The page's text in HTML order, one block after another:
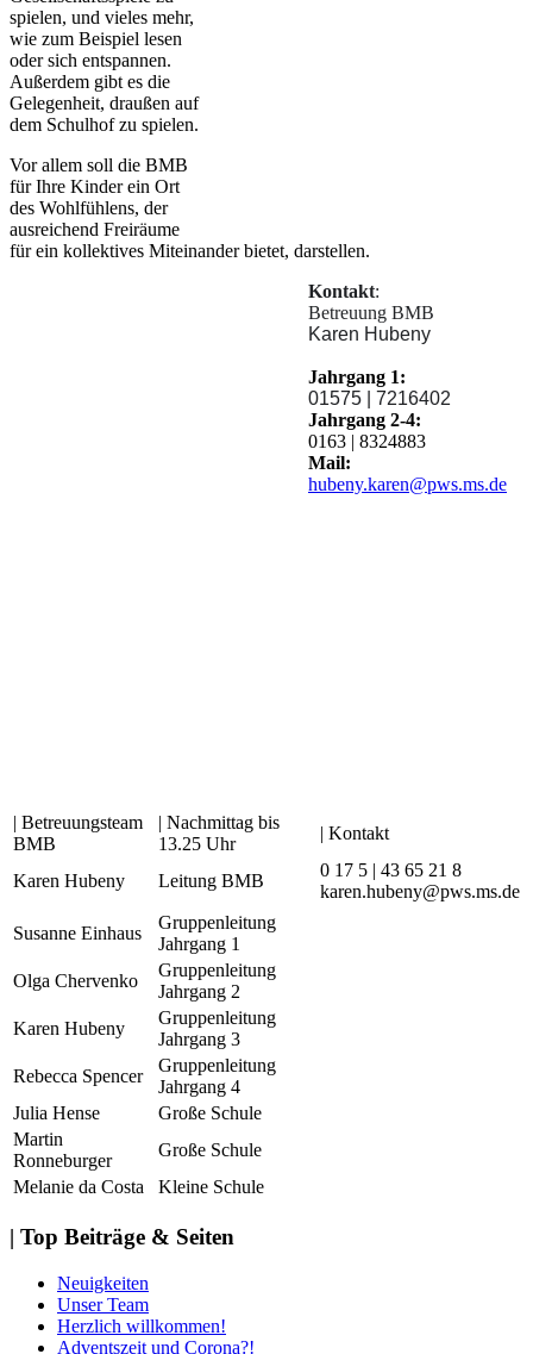
spielen, und vieles mehr,
wie zum Beispiel lesen
oder sich entspannen.
Außerdem gibt es die
Gelegenheit, draußen auf
dem Schulhof zu spielen.
Vor allem soll die BMB
für Ihre Kinder ein Ort
des Wohlfühlens, der
ausreichend Freiräume
für ein kollektives Miteinander bietet, darstellen.
Kontakt:
Betreuung BMB
Karen Hubeny
Jahrgang 1:
01575 | 7216402
Jahrgang 2-4:
0163 | 8324883
Mail:
hubeny.karen@pws.ms.de
| Betreuungsteam
BMB
| Nachmittag bis
13.25 Uhr
| Kontakt
Karen Hubeny Leitung BMB
0 17 5 | 43 65 21 8
karen.hubeny@pws.ms.de
Susanne Einhaus
Gruppenleitung
Jahrgang 1
Olga Chervenko
Gruppenleitung
Jahrgang 2
Karen Hubeny
Gruppenleitung
Jahrgang 3
Rebecca Spencer
Gruppenleitung
Jahrgang 4
Julia Hense
Große Schule
Martin
Ronneburger
Große Schule
Melanie da Costa
Kleine Schule
| Top Beiträge & Seiten
Neuigkeiten
Unser Team
Herzlich willkommen!
Adventszeit und Corona?!